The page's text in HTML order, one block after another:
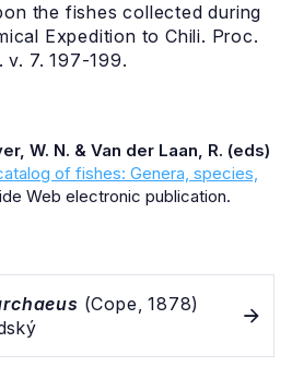
the fishes collected during
Expedition to Chili. Proc.
v. 7. 197-199.
W. N. & Van der Laan, R. (eds)
of fishes: Genera, species,
Web electronic publication.
(Cope, 1878)